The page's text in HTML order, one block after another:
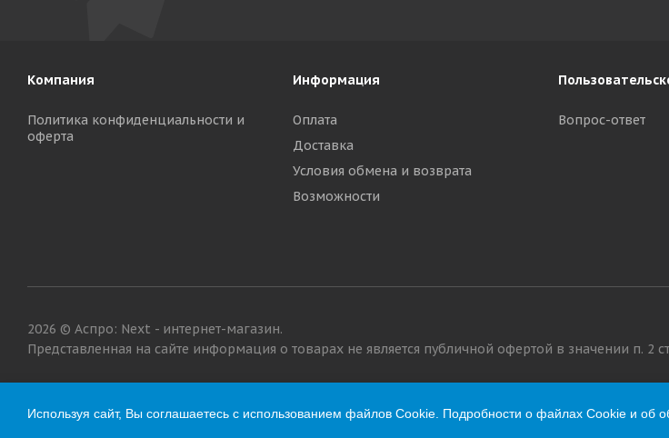
Компания
Политика конфиденциальности и
оферта
Информация
Оплата
Доставка
Условия обмена и возврата
Возможности
Вопрос-ответ
2026 © Аспро: Next - интернет-магазин.
Представленная на сайте информация о товарах не является публичной офертой в значении п. 2
Используя сайт, Вы соглашаетесь с использованием файлов Cookie. Подробности о файлах Cookie и об